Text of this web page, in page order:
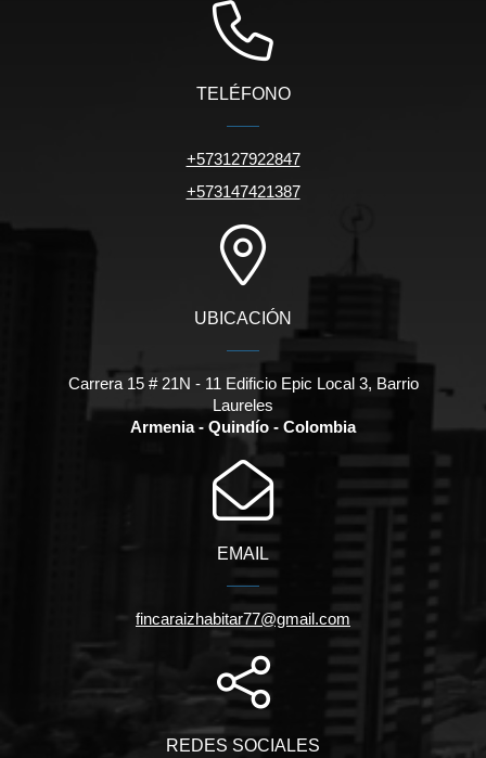
TELÉFONO
+573127922847
+573147421387
UBICACIÓN
Carrera 15 # 21N - 11 Edificio Epic Local 3, Barrio
Laureles
Armenia - Quindío - Colombia
EMAIL
fincaraizhabitar77@gmail.com
REDES SOCIALES